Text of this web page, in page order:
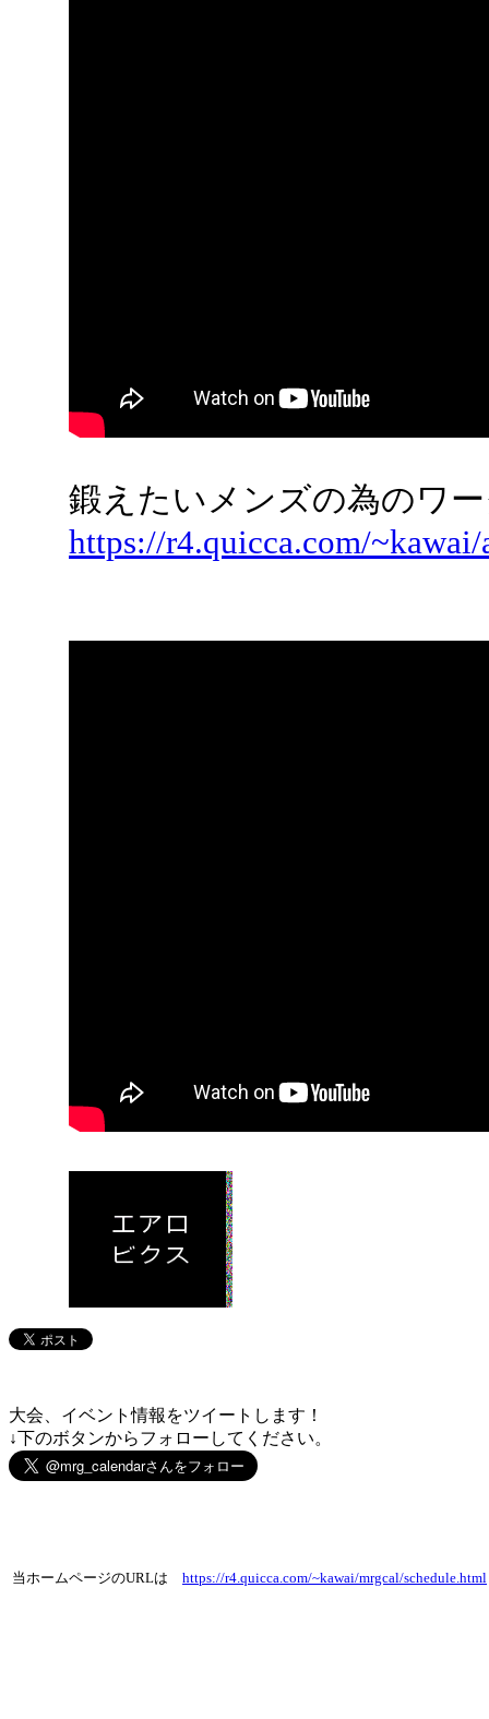
鍛えたいメンズの為のワ
https://r4.quicca.com/
大会、イベント情報をツイートします！
↓下のボタンからフォローしてください。
当ホームページのURLは https://r4.quicca.com/~kawai/mrgcal/schedule.html